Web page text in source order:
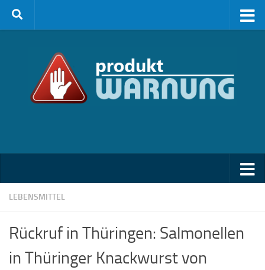
Zum Inhalt springen
LEBENSMITTEL
Rückruf in Thüringen: Salmonellen
in Thüringer Knackwurst von